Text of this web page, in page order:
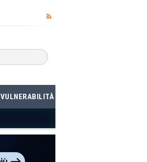
VULNERABILITÀ